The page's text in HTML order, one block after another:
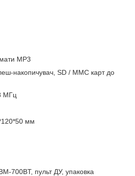
MP3
накопичувач, SD / MMC карт до
МГц
мм
700BT, пульт ДУ, упаковка